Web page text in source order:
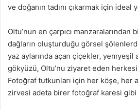
ve doğanın tadını çıkarmak için ideal
Oltu’nun en çarpıcı
dağların oluşturduğu görsel
yaz aylarında açan çiçekler, yemyeşil
gökyüzü, Oltu’nu ziyaret eden
Fotoğraf tutkunları için her köşe, her
zirvesi adeta birer fotoğraf karesi